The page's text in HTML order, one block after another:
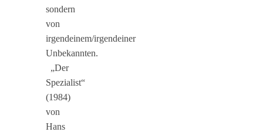
sondern
von
irgendeinem/irgendeiner
Unbekannten.
„Der
Spezialist“
(1984)
von
Hans